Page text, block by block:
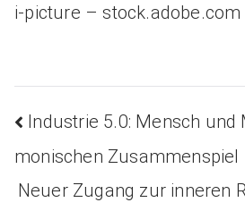
i-picture – stock.adobe.com
Industrie 5.0: Mensch und
monischen Zusammenspiel
Neuer Zugang zur inneren